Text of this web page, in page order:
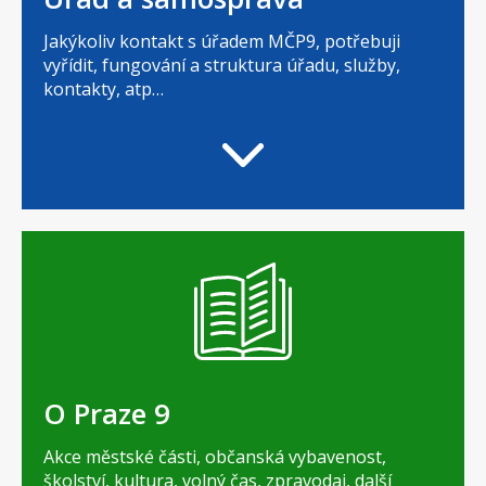
Jakýkoliv kontakt s úřadem MČP9, potřebuji
vyřídit, fungování a struktura úřadu, služby,
kontakty, atp…
O Praze 9
Akce městské části, občanská vybavenost,
školství, kultura, volný čas, zpravodaj, další